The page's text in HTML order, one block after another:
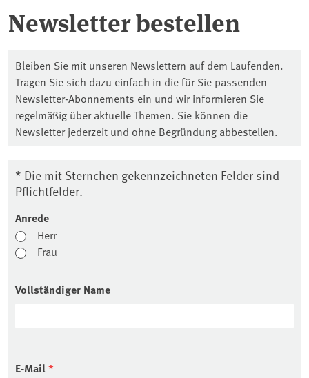
Newsletter bestellen
Bleiben Sie mit unseren Newslettern auf dem Laufenden.
Tragen Sie sich dazu einfach in die für Sie passenden
Newsletter-Abonnements ein und wir informieren Sie
regelmäßig über aktuelle Themen. Sie können die
Newsletter jederzeit und ohne Begründung abbestellen.
* Die mit Sternchen gekennzeichneten Felder sind
Pflichtfelder.
Anrede
Herr
Frau
Vollständiger Name
E-Mail*